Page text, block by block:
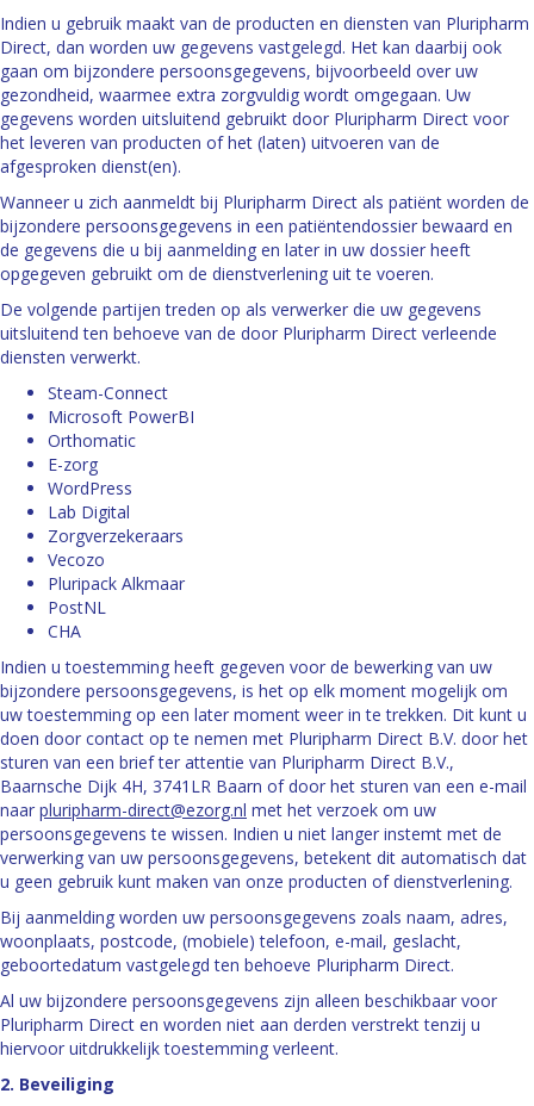
Indien u gebruik maakt van de producten en diensten van Pluripharm
Direct, dan worden uw gegevens vastgelegd. Het kan daarbij ook
gaan om bijzondere persoonsgegevens, bijvoorbeeld over uw
gezondheid, waarmee extra zorgvuldig wordt omgegaan. Uw
gegevens worden uitsluitend gebruikt door Pluripharm Direct voor
het leveren van producten of het (laten) uitvoeren van de
afgesproken dienst(en).
Wanneer u zich aanmeldt bij Pluripharm Direct als patiënt worden de
bijzondere persoonsgegevens in een patiëntendossier bewaard en
de gegevens die u bij aanmelding en later in uw dossier heeft
opgegeven gebruikt om de dienstverlening uit te voeren.
De volgende partijen treden op als verwerker die uw gegevens
uitsluitend ten behoeve van de door Pluripharm Direct verleende
diensten verwerkt.
Steam-Connect
Microsoft PowerBI
Orthomatic
E-zorg
WordPress
Lab Digital
Zorgverzekeraars
Vecozo
Pluripack Alkmaar
PostNL
CHA
Indien u toestemming heeft gegeven voor de bewerking van uw
bijzondere persoonsgegevens, is het op elk moment mogelijk om
uw toestemming op een later moment weer in te trekken. Dit kunt u
doen door contact op te nemen met Pluripharm Direct B.V. door het
sturen van een brief ter attentie van Pluripharm Direct B.V.,
Baarnsche Dijk 4H, 3741LR Baarn of door het sturen van een e-mail
naar pluripharm-direct@ezorg.nl met het verzoek om uw
persoonsgegevens te wissen. Indien u niet langer instemt met de
verwerking van uw persoonsgegevens, betekent dit automatisch dat
u geen gebruik kunt maken van onze producten of dienstverlening.
Bij aanmelding worden uw persoonsgegevens zoals naam, adres,
woonplaats, postcode, (mobiele) telefoon, e-mail, geslacht,
geboortedatum vastgelegd ten behoeve Pluripharm Direct.
Al uw bijzondere persoonsgegevens zijn alleen beschikbaar voor
Pluripharm Direct en worden niet aan derden verstrekt tenzij u
hiervoor uitdrukkelijk toestemming verleent.
2. Beveiliging